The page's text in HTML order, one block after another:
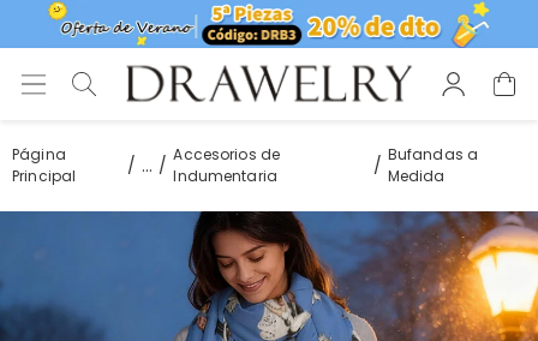
Página
Principal
...
Accesorios de
Indumentaria
Bufandas a
Medida